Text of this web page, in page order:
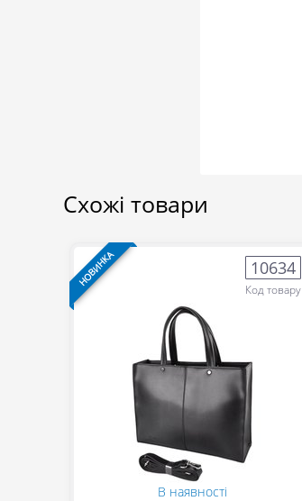
Схожі товари
НОВИНКА 10634
Код товару
В наявності